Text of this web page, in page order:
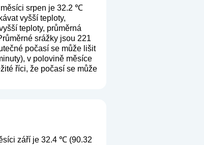
srpen je 32.2 ℃
vyšší teploty,
teploty, průměrná
srážky jsou 221
počasí se může lišit
v polovině měsíce
říci, že počasí se může
září je 32.4 ℃ (90.32